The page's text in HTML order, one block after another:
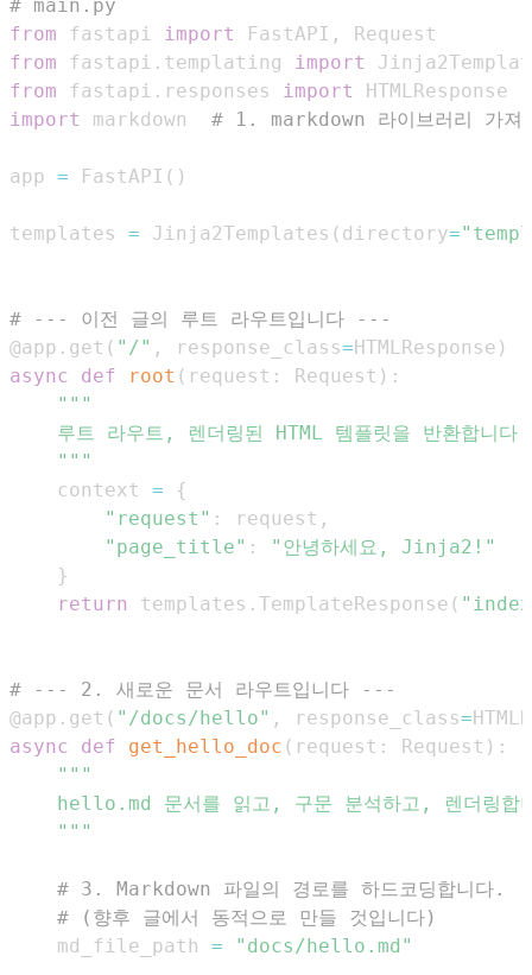
# main.py
from fastapi import FastAPI ,
from fastapi . templating import
from fastapi . responses import
import
markdown # 1. markdown 라이브러리 가져
app = FastAPI ( )
templates = Jinja2Templates ( directory=
# --- 이전 글의 루트 라우트입니다 ---
@app . get ( "/" , response_class= HTMLResponse )
async
def root ( request : Request ) :
    """
    context
=
{
"request" : request ,
"page_title" :
"안녕하세요, Jinja2!"
}
return
templates . TemplateResponse (
# --- 2. 새로운 문서 라우트입니다 ---
@app . get ( "/docs/hello" , response_class=
async
def get_hello_doc ( request : Request ) :
    """
# 3. Markdown 파일의 경로를 하드코딩합니다.
# (향후 글에서 동적으로 만들 것입니다)
    md_file_path
= "docs/hello.md"